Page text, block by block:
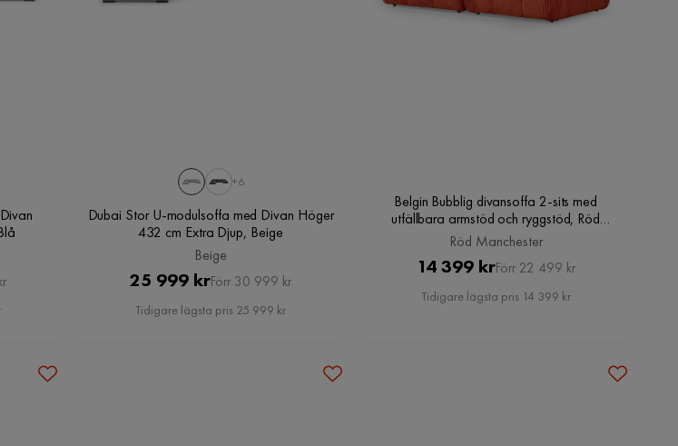
+6
Dubai Stor U-modulsoffa med Divan Höger
432 cm Extra Djup, Beige
Beige
Pris
25 999 krOriginal
Pris
Förr 30 999 kr
Tidigare lägsta pris 25 999 kr
Belgin Bubblig divansoffa 2-sits med
utfällbara armstöd och ryggstöd, Röd
Manchester
Röd Manchester
Pris
14 399 krOriginal
Pris
Förr 22 499 kr
Tidigare lägsta pris 14 399 kr